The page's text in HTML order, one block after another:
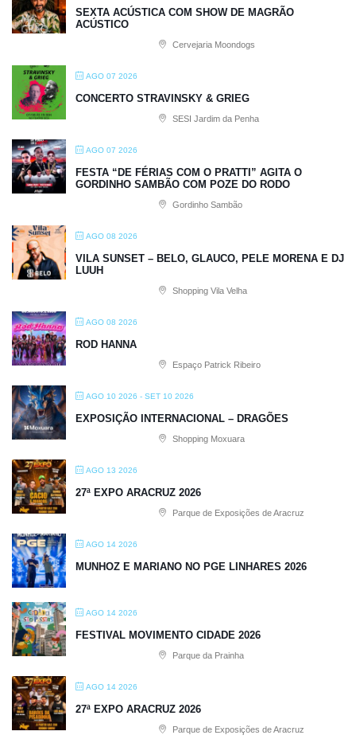
SEXTA ACÚSTICA COM SHOW DE MAGRÃO
ACÚSTICO
Cervejaria Moondogs
AGO 07 2026
CONCERTO STRAVINSKY & GRIEG
SESI Jardim da Penha
AGO 07 2026
FESTA “DE FÉRIAS COM O PRATTI” AGITA O
GORDINHO SAMBÃO COM POZE DO RODO
Gordinho Sambão
AGO 08 2026
VILA SUNSET – BELO, GLAUCO, PELE MORENA E DJ
LUUH
Shopping Vila Velha
AGO 08 2026
ROD HANNA
Espaço Patrick Ribeiro
AGO 10 2026 - SET 10 2026
EXPOSIÇÃO INTERNACIONAL – DRAGÕES
Shopping Moxuara
AGO 13 2026
27ª EXPO ARACRUZ 2026
Parque de Exposições de Aracruz
AGO 14 2026
MUNHOZ E MARIANO NO PGE LINHARES 2026
AGO 14 2026
FESTIVAL MOVIMENTO CIDADE 2026
Parque da Prainha
AGO 14 2026
27ª EXPO ARACRUZ 2026
Parque de Exposições de Aracruz